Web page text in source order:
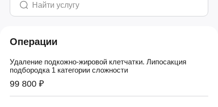
Операции
Удаление подкожно-жировой клетчатки. Липосакция
подбородка 1 категории сложности
99 800 ₽